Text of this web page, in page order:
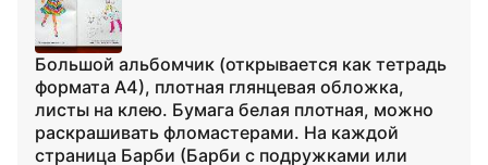
Большой альбомчик (открывается как тетрадь
формата А4), плотная глянцевая обложка,
листы на клею. Бумага белая плотная, можно
раскрашивать фломастерами. На каждой
страница Барби (Барби с подружками или